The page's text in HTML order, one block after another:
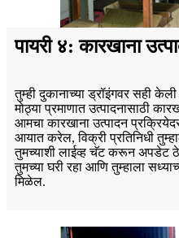
पायरी ४: कारखाना
तुम्ही दुकानाच्या ड्रॉइंगवर सही
मोठ्या प्रमाणात उत्पादनासाठी
आमचा कारखाना उत्पादन
आयात करेल, विक्री प्रतिनिधी
तुमच्याशी लाईव्ह चॅट करून
तुमच्या घरी रहा आणि तुम्हाला
मिळेल.